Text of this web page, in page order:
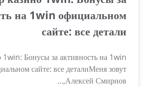
на 1win официальном
сайте: все детали
1win: Бонусы за активность на 1win
сайте: все деталиМеня зовут
Алексей Смирнов,...